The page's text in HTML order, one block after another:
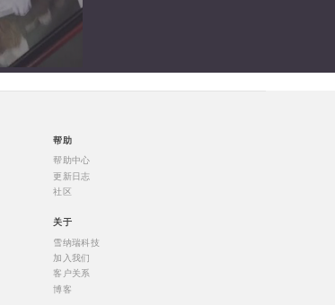
帮助
帮助中心
更新日志
社区
关于
雪纳瑞科技
加入我们
客户关系
博客